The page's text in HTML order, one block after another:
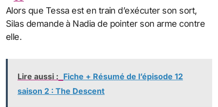
Alors que Tessa est en train d’exécuter son sort,
Silas demande à Nadia de pointer son arme contre
elle.
Lire aussi : Fiche + Résumé de l’épisode 12
saison 2 : The Descent